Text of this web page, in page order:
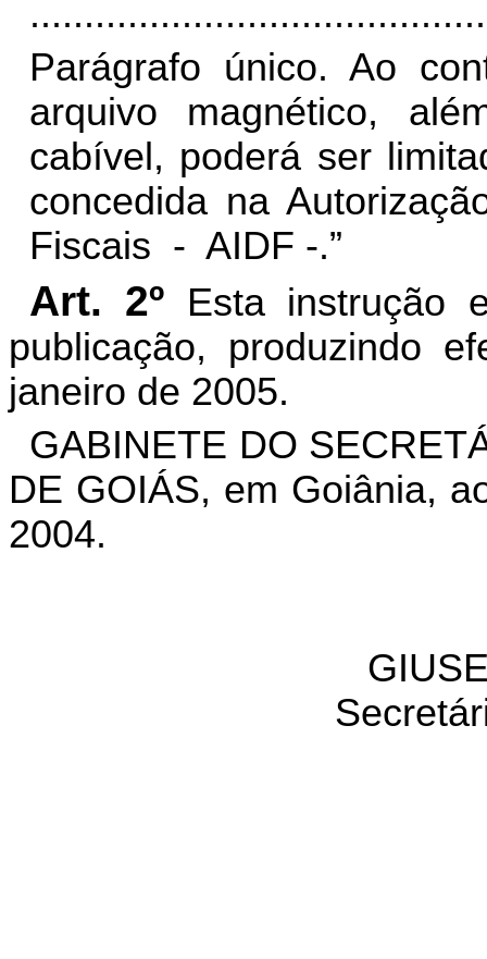
Parágrafo único. Ao
arquivo magnético,
cabível, poderá ser
concedida na
Fiscais - AIDF -.”
Art. 2º Esta instrução
publicação, produzindo
janeiro de 2005.
GABINETE DO
DE GOIÁS, em Goiânia,
2004.